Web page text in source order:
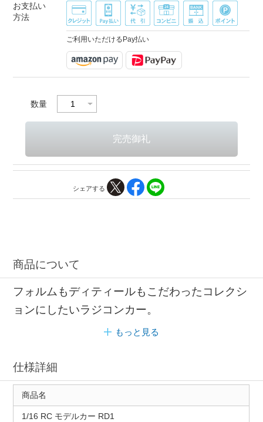
お支払い
方法
ご利用いただけるPay払い
数量
シェアする
商品について
フォルムもディティールもこだわったコレクシ
ョンにしたいラジコンカー。
もっと見る
仕様詳細
商品名
1/16 RC モデルカー RD1